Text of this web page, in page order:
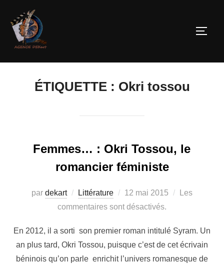
ÉTIQUETTE : Okri tossou
Femmes… : Okri Tossou, le
romancier féministe
par dekart Littérature 12 mai 2015
Les
commentaires sont désactivés.
En 2012, il a sorti son premier roman intitulé Syram. Un
an plus tard, Okri Tossou, puisque c’est de cet écrivain
béninois qu’on parle enrichit l’univers romanesque de